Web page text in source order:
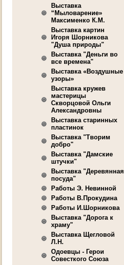
Выставка
“Мыловарение»
Максименко К.М.
Выставка картин
Игоря Шорникова
"Душа природы"
Выставка "Деньги во
все времена"
Выставка «Воздушные
узоры»
Выставка кружев
мастерицы
Скворцовой Ольги
Александровны
Выставка старинных
пластинок
Выставка "Творим
добро"
Выставка "Дамские
штучки"
Выставка "Деревянная
посуда"
Работы Э. Невинной
Работы В.Прокудина
Работы И.Шорникова
Выставка "Дорога к
храму"
Выставка Щегловой
Л.Н.
Одоевцы - Герои
Совесткого Союза